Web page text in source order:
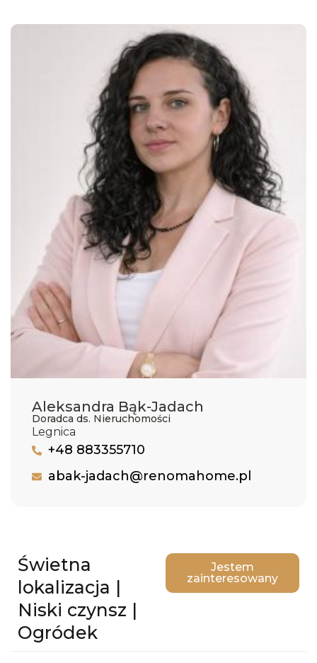
Aleksandra Bąk-Jadach
Doradca ds. Nieruchomości
Legnica
+48 883355710
abak-jadach@renomahome.pl
Świetna
lokalizacja |
Niski czynsz |
Ogródek
Jestem
zainteresowany